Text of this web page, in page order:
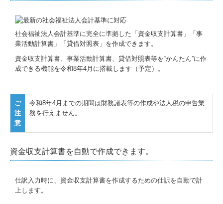
社会福祉法人会計基準に完全に準拠した「資金収支計算書」「事
業活動計算書」「貸借対照表」を作成できます。
資金収支計算書、事業活動計算書、貸借対照表等を“かんたん”に作
成できる機能を令和8年4月に搭載します（予定）。
ご
注
意
令和8年4月までの期間は財務諸表等の作成や法人税の申告業
務を行えません。
資金収支計算書を自動で作成できます。
仕訳入力時に、資金収支計算書を作成するための仕訳を自動で計
上します。